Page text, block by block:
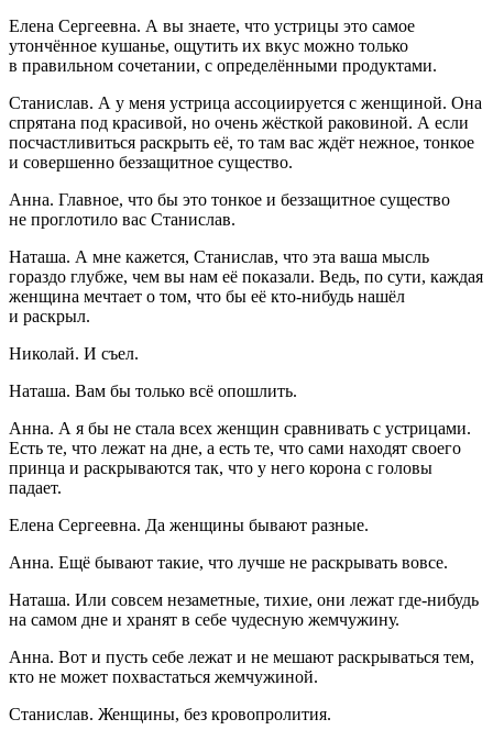
Елена Сергеевна. А вы знаете, что устрицы это самое
утончённое кушанье, ощутить их вкус можно только
в правильном сочетании, с определёнными продуктами.
Станислав. А у меня устрица ассоциируется с женщиной. Она
спрятана под красивой, но очень жёсткой раковиной. А если
посчастливиться раскрыть её, то там вас ждёт нежное, тонкое
и совершенно беззащитное существо.
Анна. Главное, что бы это тонкое и беззащитное существо
не проглотило вас Станислав.
Наташа. А мне кажется, Станислав, что эта ваша мысль
гораздо глубже, чем вы нам её показали. Ведь, по сути, каждая
женщина мечтает о том, что бы её кто-нибудь нашёл
и раскрыл.
Николай. И съел.
Наташа. Вам бы только всё опошлить.
Анна. А я бы не стала всех женщин сравнивать с устрицами.
Есть те, что лежат на дне, а есть те, что сами находят своего
принца и раскрываются так, что у него корона с головы
падает.
Елена Сергеевна. Да женщины бывают разные.
Анна. Ещё бывают такие, что лучше не раскрывать вовсе.
Наташа. Или совсем незаметные, тихие, они лежат где-нибудь
на самом дне и хранят в себе чудесную жемчужину.
Анна. Вот и пусть себе лежат и не мешают раскрываться тем,
кто не может похвастаться жемчужиной.
Станислав. Женщины, без кровопролития.